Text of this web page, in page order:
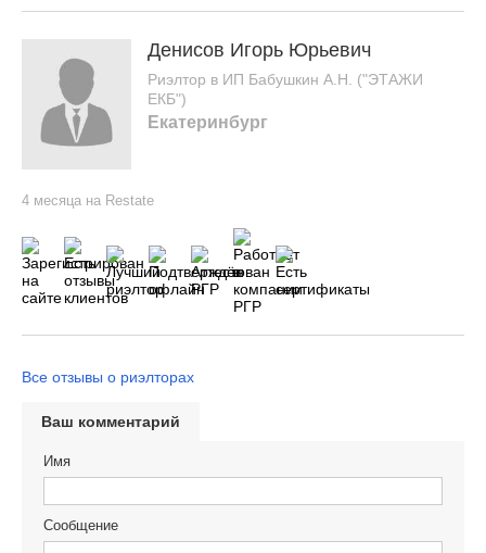
Денисов Игорь Юрьевич
Риэлтор в ИП Бабушкин А.Н. ("ЭТАЖИ
ЕКБ")
Екатеринбург
4 месяца на Restate
Все отзывы о риэлторах
Ваш комментарий
Имя
Сообщение